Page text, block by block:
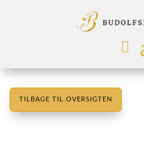
TILBAGE TIL OVERSIGTEN